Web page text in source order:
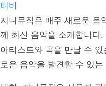
티비
지니뮤직은 매주 새로운 음
께 최신 음악을 소개합니다
아티스트와 곡을 만날 수
로운 음악을 발견할 수 있